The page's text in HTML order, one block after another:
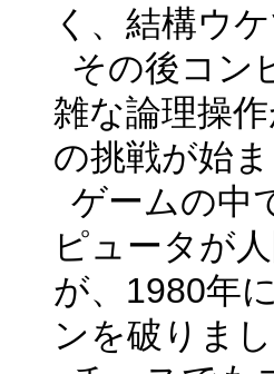
く、結構ウ
その後コン
雑な論理操
の挑戦が始ま
ゲームの中
ピュータが
が、 1980年
ンを破りまし